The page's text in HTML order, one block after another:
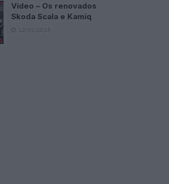
Vídeo – Os renovados
Skoda Scala e Kamiq
12/02/2024